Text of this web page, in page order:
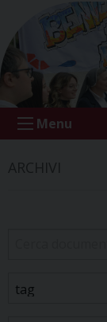
Menu